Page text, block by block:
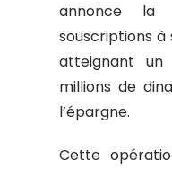
annonce la
souscriptions
atteignant
millions de
l’épargne.
Cette